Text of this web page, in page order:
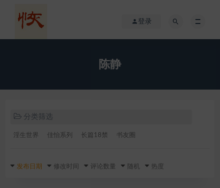
登录
陈静
分类筛选
淫生世界 佳怡系列 长篇18禁 书友圈
发布日期 修改时间 评论数量 随机 热度